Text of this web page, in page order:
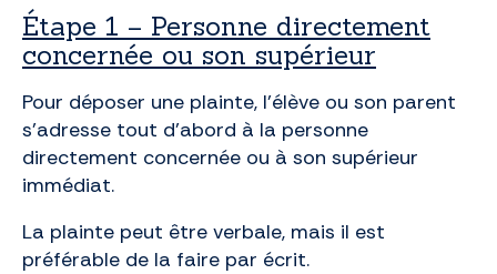
Étape 1 – Personne directement
concernée ou son supérieur
Pour déposer une plainte, l’élève ou son parent
s’adresse tout d’abord à la personne
directement concernée ou à son supérieur
immédiat.
La plainte peut être verbale, mais il est
préférable de la faire par écrit.